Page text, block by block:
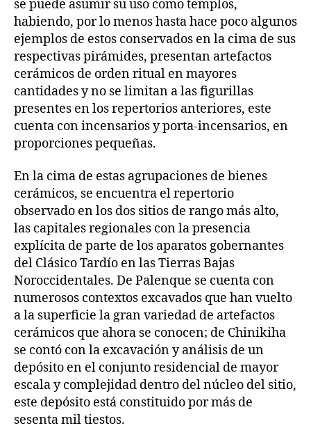
se puede asumir su uso como templos,
habiendo, por lo menos hasta hace poco algunos
ejemplos de estos conservados en la cima de sus
respectivas pirámides, presentan artefactos
cerámicos de orden ritual en mayores
cantidades y no se limitan a las figurillas
presentes en los repertorios anteriores, este
cuenta con incensarios y porta-incensarios, en
proporciones pequeñas.
En la cima de estas agrupaciones de bienes
cerámicos, se encuentra el repertorio
observado en los dos sitios de rango más alto,
las capitales regionales con la presencia
explícita de parte de los aparatos gobernantes
del Clásico Tardío en las Tierras Bajas
Noroccidentales. De Palenque se cuenta con
numerosos contextos excavados que han vuelto
a la superficie la gran variedad de artefactos
cerámicos que ahora se conocen; de Chinikiha
se contó con la excavación y análisis de un
depósito en el conjunto residencial de mayor
escala y complejidad dentro del núcleo del sitio,
este depósito está constituido por más de
sesenta mil tiestos.